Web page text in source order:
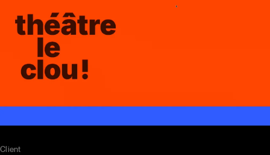
Les cookies multimédias ont été désactivés. Acceptez-
vous l'utilisation de cookies pour afficher et vous
permettre de regarder le contenu vidéo ?
Paramétrer les cookies
Client